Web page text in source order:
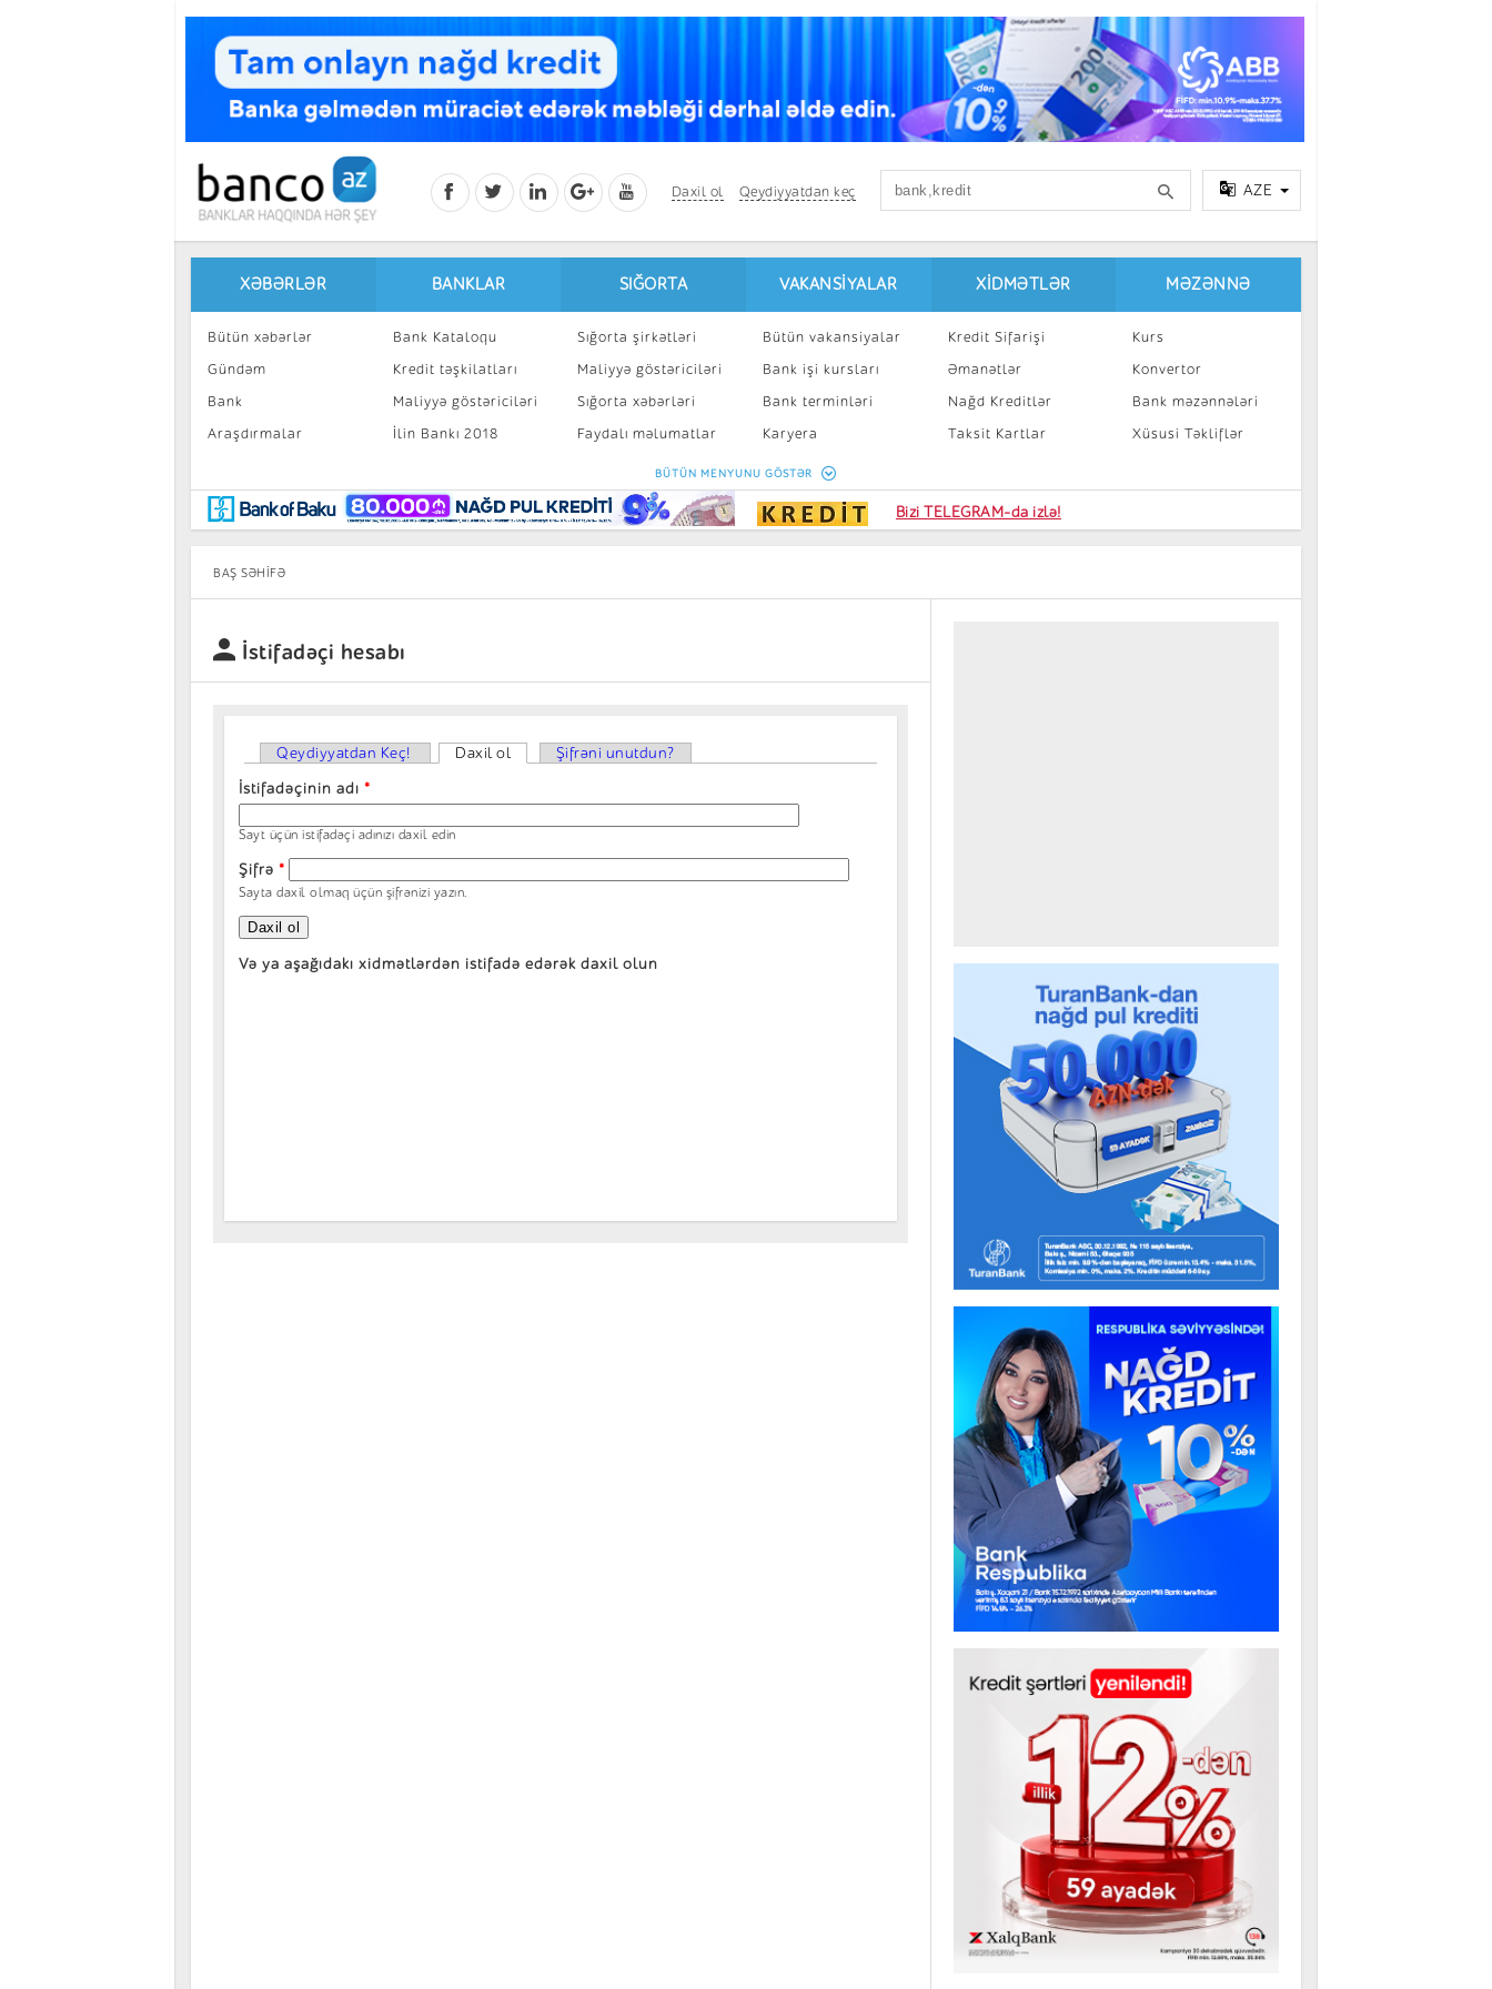
Daxil ol Qeydiyyatdan keç AZE
XƏBƏRLƏR
Bütün xəbərlər
Gündəm
Bank
Araşdırmalar
Maraqlı
BancoTV
Müsahibə
BANKLAR
Bank Kataloqu
Kredit təşkilatları
Maliyyə göstəriciləri
İlin Bankı 2018
SIĞORTA
Sığorta şirkətləri
Maliyyə göstəriciləri
Sığorta xəbərləri
Faydalı məlumatlar
Sığorta kalkulyatoru
VAKANSIYALAR
Bütün vakansiyalar
Bank işi kursları
Bank terminləri
Karyera
Peşakar inkişaf
XIDMƏTLƏR
Kredit Sifarişi
Əmanətlər
Nağd Kreditlər
Taksit Kartlar
Kart sifarişi
MƏZƏNNƏ
Kurs
Konvertor
Bank məzənnələri
Xüsusi Təkliflər
BÜTÜN MENYUNU GÖSTƏR
Bizi TELEGRAM-da izlə!
BAŞ SƏHIFƏ
İstifadəçi hesabı
Primary tabs
Qeydiyyatdan Keç! Daxil ol(active tab)Şifrəni unutdun?
İstifadəçinin adı *
Sayt üçün istifadəçi adınızı daxil edin
Şifrə *
Sayta daxil olmaq üçün şifrənizi yazın.
Və ya aşağıdakı xidmətlərdən istifadə edərək daxil olun